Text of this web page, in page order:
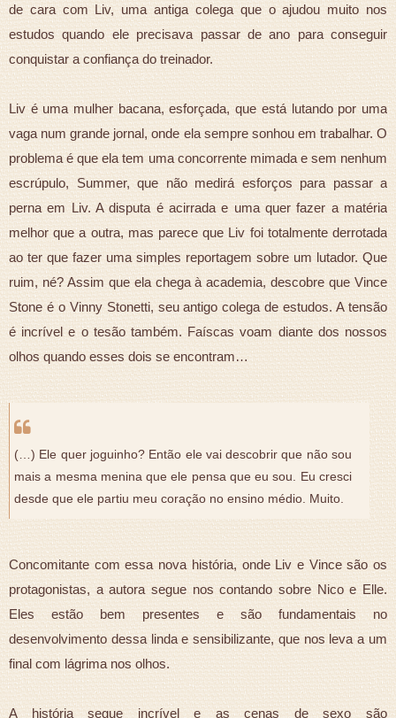
de cara com Liv, uma antiga colega que o ajudou muito nos
estudos quando ele precisava passar de ano para conseguir
conquistar a confiança do treinador.
Liv é uma mulher bacana, esforçada, que está lutando por uma
vaga num grande jornal, onde ela sempre sonhou em trabalhar. O
problema é que ela tem uma concorrente mimada e sem nenhum
escrúpulo, Summer, que não medirá esforços para passar a
perna em Liv. A disputa é acirrada e uma quer fazer a matéria
melhor que a outra, mas parece que Liv foi totalmente derrotada
ao ter que fazer uma simples reportagem sobre um lutador. Que
ruim, né? Assim que ela chega à academia, descobre que Vince
Stone é o Vinny Stonetti, seu antigo colega de estudos. A tensão
é incrível e o tesão também. Faíscas voam diante dos nossos
olhos quando esses dois se encontram…
(…) Ele quer joguinho? Então ele vai descobrir que não sou
mais a mesma menina que ele pensa que eu sou. Eu cresci
desde que ele partiu meu coração no ensino médio. Muito.
Concomitante com essa nova história, onde Liv e Vince são os
protagonistas, a autora segue nos contando sobre Nico e Elle.
Eles estão bem presentes e são fundamentais no
desenvolvimento dessa linda e sensibilizante, que nos leva a um
final com lágrima nos olhos.
A história segue incrível e as cenas de sexo são